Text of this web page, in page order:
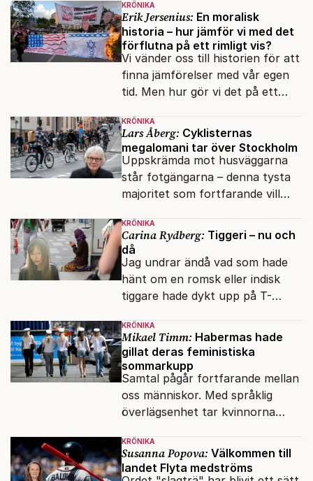
KRÖNIKA
Erik Jersenius: En moralisk
historia – hur jämför vi med det
förflutna på ett rimligt vis?
Vi vänder oss till historien för att
finna jämförelser med vår egen
tid. Men hur gör vi det på ett
Glover visar vägen.
KRÖNIKA
Lars Åberg: Cyklisternas
megalomani tar över Stockholm
Uppskrämda mot husväggarna
står fotgängarna – denna tysta
majoritet som fortfarande vill
KRÖNIKA
Carina Rydberg: Tiggeri – nu och
då
Jag undrar ändå vad som hade
hänt om en romsk eller indisk
tiggare hade dykt upp på T-
vilken det hade gått bra att
swisha.
KRÖNIKA
Mikael Timm: Habermas hade
gillat deras feministiska
sommarkupp
Samtal pågår fortfarande mellan
oss människor. Med språklig
överlägsenhet tar kvinnorna
KRÖNIKA
Susanna Popova: Välkommen till
landet Flyta medströms